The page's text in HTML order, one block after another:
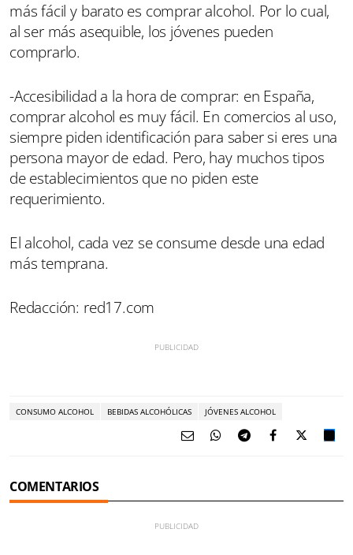
más fácil y barato es comprar alcohol. Por lo cual,
al ser más asequible, los jóvenes pueden
comprarlo.
-Accesibilidad a la hora de comprar: en España,
comprar alcohol es muy fácil. En comercios al uso,
siempre piden identificación para saber si eres una
persona mayor de edad. Pero, hay muchos tipos
de establecimientos que no piden este
requerimiento.
El alcohol, cada vez se consume desde una edad
más temprana.
Redacción: red17.com
CONSUMO ALCOHOL BEBIDAS ALCOHÓLICAS JÓVENES ALCOHOL
COMENTARIOS